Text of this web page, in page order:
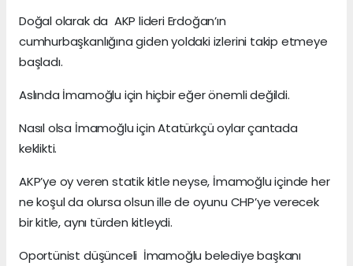
Doğal olarak da AKP lideri Erdoğan’ın
cumhurbaşkanlığına giden yoldaki izlerini takip etmeye
başladı.
Aslında İmamoğlu için hiçbir eğer önemli değildi.
Nasıl olsa İmamoğlu için Atatürkçü oylar çantada
keklikti.
AKP’ye oy veren statik kitle neyse, İmamoğlu içinde her
ne koşul da olursa olsun ille de oyunu CHP’ye verecek
bir kitle, aynı türden kitleydi.
Oportünist düşünceli İmamoğlu belediye başkanı